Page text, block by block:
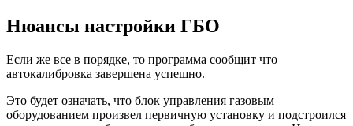
Нюансы настройки ГБО
Если же все в порядке, то программа сообщит что
автокалибровка завершена успешно.
Это будет означать, что блок управления газовым
оборудованием произвел первичную установку и подстроился